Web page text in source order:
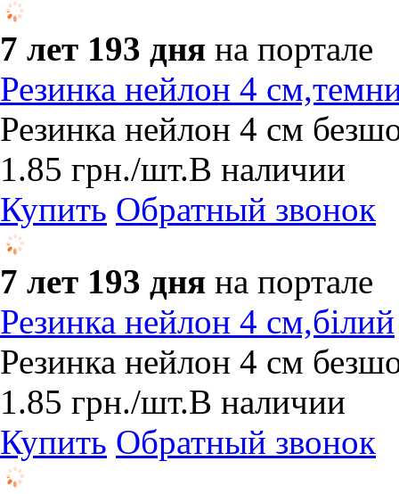
7 лет 193 дня на портале
Резинка нейлон 4
Резинка нейлон 4 см
1.85 грн./шт.В наличии
Купить Обратный звонок
7 лет 193 дня на портале
Резинка нейлон 4 см,білий
Резинка нейлон 4 см
1.85 грн./шт.В наличии
Купить Обратный звонок